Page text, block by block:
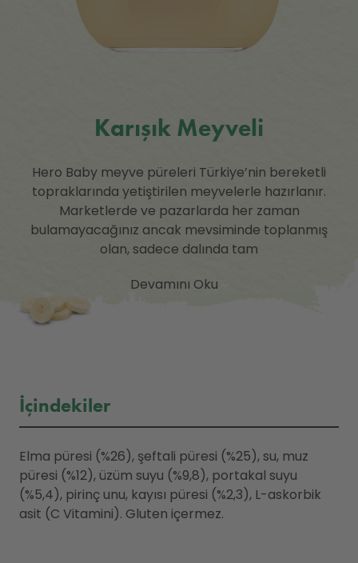
Karışık Meyveli
Hero Baby meyve püreleri Türkiye’nin bereketli
topraklarında yetiştirilen meyvelerle hazırlanır.
Marketlerde ve pazarlarda her zaman
bulamayacağınız ancak mevsiminde toplanmış
olan, sadece dalında tam
Devamını Oku
İçindekiler
Elma püresi (%26), şeftali püresi (%25), su, muz
püresi (%12), üzüm suyu (%9,8), portakal suyu
(%5,4), pirinç unu, kayısı püresi (%2,3), L-askorbik
asit (C Vitamini). Gluten içermez.